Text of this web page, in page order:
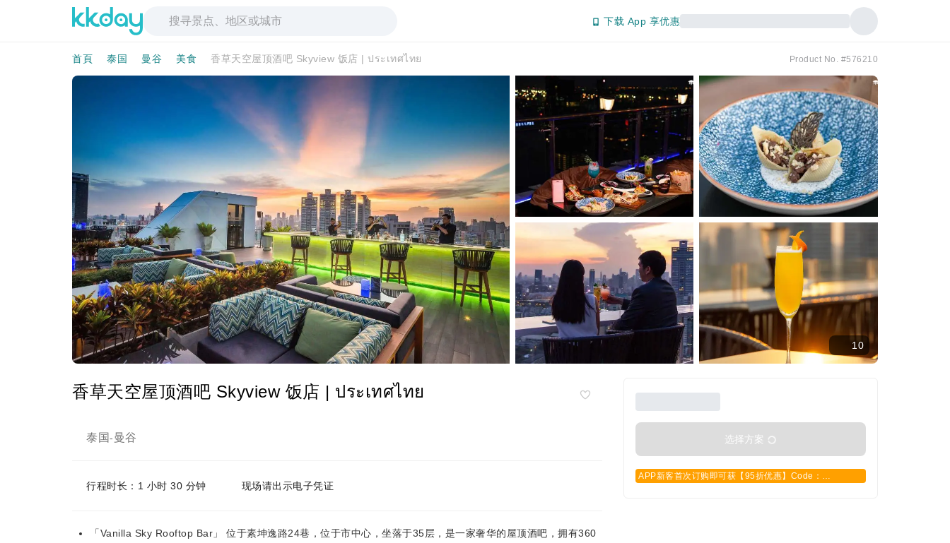
下载 App 享优惠
首頁 泰国 曼谷 美食 香草天空屋顶酒吧 Skyview 饭店 | ประเทศไทย Product No. #576210
10
香草天空屋顶酒吧 Skyview 饭店 | ประเทศไทย
泰国-曼谷
行程时长：1 小时 30 分钟 现场请出示电子凭证
「Vanilla Sky Rooftop Bar」 位于素坤逸路24巷，位于市中心，坐落于35层，是一家奢华的屋顶酒吧，拥有360
选择方案
APP新客首次订购即可获【95折优惠】Code：